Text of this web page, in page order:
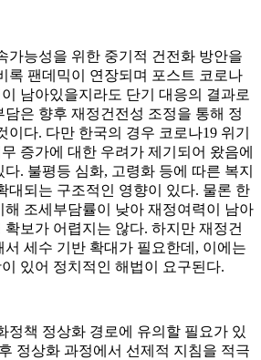
가능성을 위한 중기적 건전화 방안을
록 팬데믹이 연장되며 포스트 코로나
남아있을지라도 단기 대응의 결과로
담은 향후 재정건전성 조정을 통해 정
이다. 다만 한국의 경우 코로나19 위기
증가에 대한 우려가 제기되어 왔음에
다. 불평등 심화, 고령화 등에 따른 복지
대되는 구조적인 영향이 있다. 물론 한
해 조세부담률이 낮아 재정여력이 남아
확보가 어렵지는 않다. 하지만 재정건
세수 기반 확대가 필요한데 , 이에는
있어 정치적인 해법이 요구된다.
정책 정상화 경로에 유의할 필요가 있
정상화 과정에서 선제적 지침을 적극